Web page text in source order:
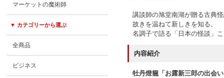
マーケットの魔術師
▼ カテゴリーから選ぶ
全商品
ビジネス
講談師の旭堂南湖が贈る古典
故きを温ねて新しきを知る。
名調子で語る「日本の怪談」
内容紹介
牡丹燈籠「お露新三郎の出会